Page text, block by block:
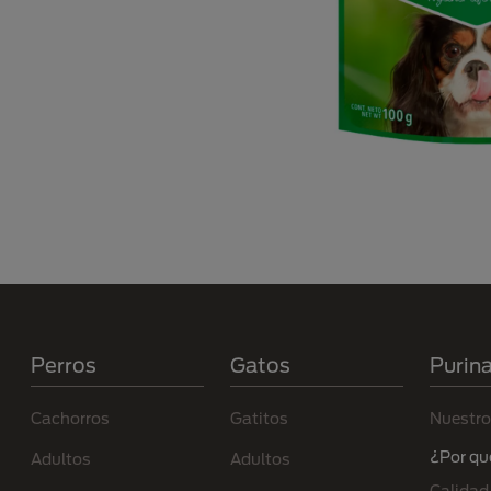
Perros
Cachorros
Adultos
Gatos
Gatitos
Adultos
¿Por